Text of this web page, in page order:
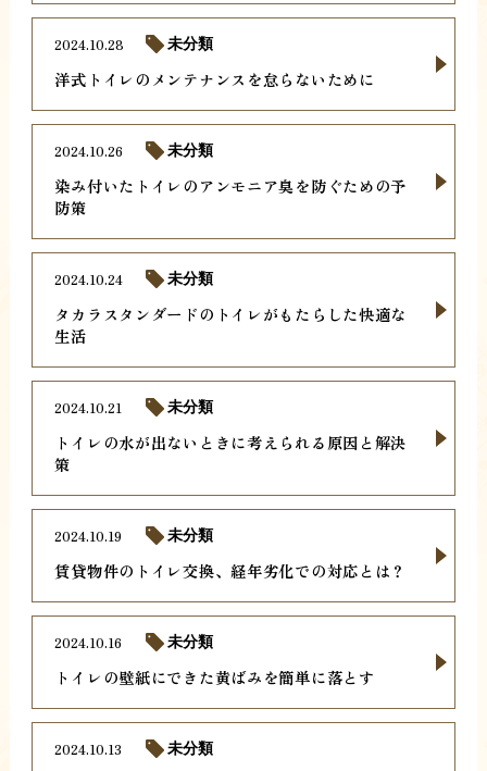
洋式トイレのメンテナンスを怠らないために
2024.10.28 未分類
染み付いたトイレのアンモニア臭を防ぐための予
防策
2024.10.26 未分類
タカラスタンダードのトイレがもたらした快適な
生活
2024.10.24 未分類
トイレの水が出ないときに考えられる原因と解決
策
2024.10.21 未分類
賃貸物件のトイレ交換、経年劣化での対応とは？
2024.10.19 未分類
トイレの壁紙にできた黄ばみを簡単に落とす
2024.10.16 未分類
2024.10.13 未分類